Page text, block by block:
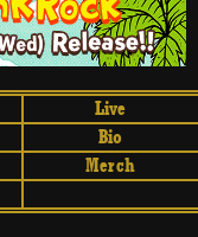
Live
Bio
Merch